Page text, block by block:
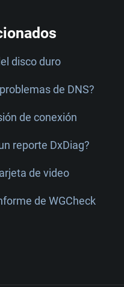
disco duro
de DNS?
de conexión
reporte DxDiag?
de video
de WGCheck